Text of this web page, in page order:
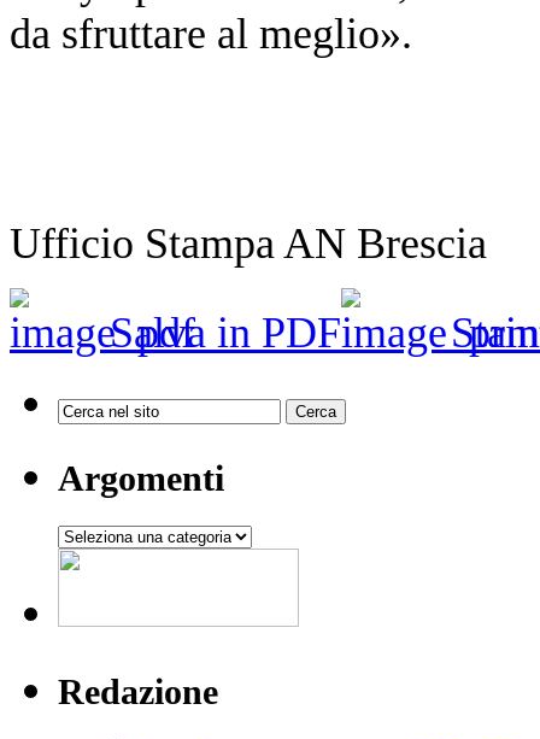
da sfruttare al meglio».
Ufficio Stampa AN Brescia
Salva in PDF
Argomenti
Argomenti
Redazione